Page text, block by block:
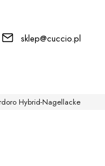
sklep@cuccio.pl
Hybrid-Nagellacke